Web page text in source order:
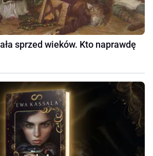
sprzed wieków. Kto naprawdę